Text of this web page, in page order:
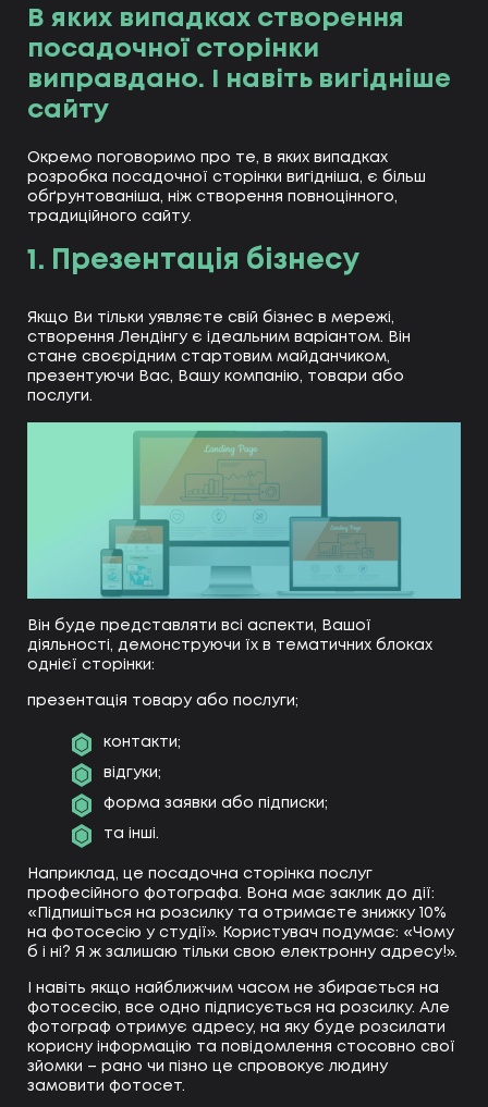
В яких випадках створення
посадочної сторінки
виправдано. І навіть вигідніше
сайту
Окремо поговоримо про те, в яких випадках
розробка посадочної сторінки вигідніша, є більш
обґрунтованіша, ніж створення повноцінного,
традиційного сайту.
1. Презентація бізнесу
Якщо Ви тільки уявляєте свій бізнес в мережі,
створення Лендінгу є ідеальним варіантом. Він
стане своєрідним стартовим майданчиком,
презентуючи Вас, Вашу компанію, товари або
послуги.
Він буде представляти всі аспекти, Вашої
діяльності, демонструючи їх в тематичних блоках
однієї сторінки:
презентація товару або послуги;
контакти;
відгуки;
форма заявки або підписки;
та інші.
Наприклад, це посадочна сторінка послуг
професійного фотографа. Вона має заклик до дії:
«Підпишіться на розсилку та отримаєте знижку 10%
на фотосесію у студії». Користувач подумає: «Чому
б і ні? Я ж залишаю тільки свою електронну адресу!».
І навіть якщо найближчим часом не збирається на
фотосесію, все одно підписується на розсилку. Але
фотограф отримує адресу, на яку буде розсилати
корисну інформацію та повідомлення стосовно свої
зйомки – рано чи пізно це спровокує людину
замовити фотосет.